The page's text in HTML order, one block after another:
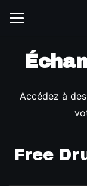
Accédez à
Free